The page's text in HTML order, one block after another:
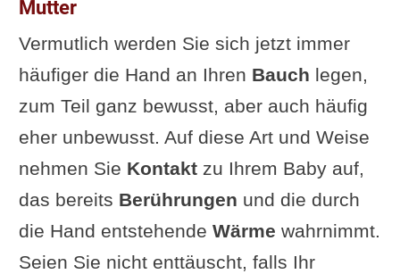
Mutter
Vermutlich werden Sie sich jetzt immer
häufiger die Hand an Ihren Bauch legen,
zum Teil ganz bewusst, aber auch häufig
eher unbewusst. Auf diese Art und Weise
nehmen Sie Kontakt zu Ihrem Baby auf,
das bereits Berührungen und die durch
die Hand entstehende Wärme wahrnimmt.
Seien Sie nicht enttäuscht, falls Ihr